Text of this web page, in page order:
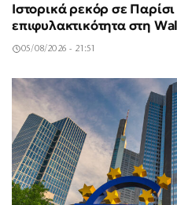
Ιστορικά ρεκόρ σε
επιφυλακτικότητα στη
05/08/2026 - 21:51